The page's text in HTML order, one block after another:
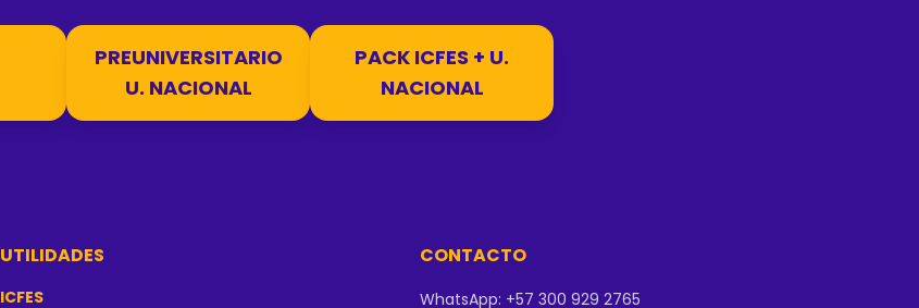
PREUNIVERSITARIO
U. NACIONAL
PACK ICFES + U.
NACIONAL
UTILIDADES
ICFES
CONTACTO
WhatsApp: +57 300 929 2765